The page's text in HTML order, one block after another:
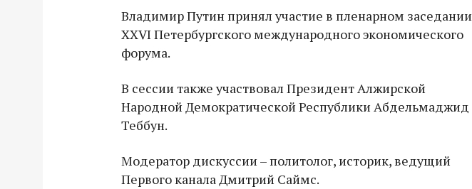
Владимир Путин принял участие в пленарном заседании
XXVI Петербургского международного экономического
форума.
В сессии также участвовал Президент Алжирской
Народной Демократической Республики Абдельмаджид
Теббун.
Модератор дискуссии – политолог, историк, ведущий
Первого канала Дмитрий Саймс.